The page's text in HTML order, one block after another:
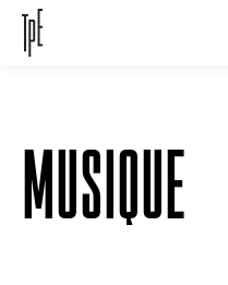
MUSIQUE